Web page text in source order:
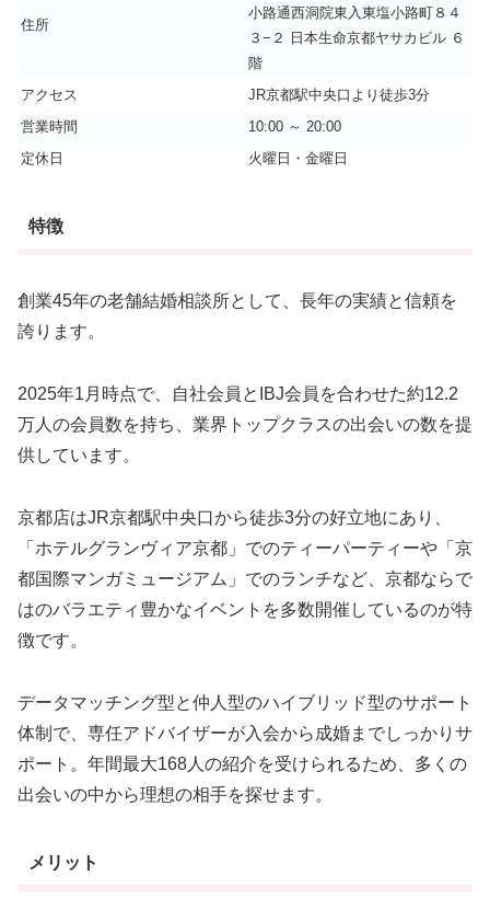
住所
小路通西洞院東入東塩小路町８４
３−２ 日本生命京都ヤサカビル ６
階
アクセス
JR京都駅中央口より徒歩3分
営業時間
10:00 ～ 20:00
定休日
火曜日・金曜日
特徴
創業45年の老舗結婚相談所として、長年の実績と信頼を
誇ります。
2025年1月時点で、自社会員とIBJ会員を合わせた約12.2
万人の会員数を持ち、業界トップクラスの出会いの数を提
供しています。
京都店はJR京都駅中央口から徒歩3分の好立地にあり、
「ホテルグランヴィア京都」でのティーパーティーや「京
都国際マンガミュージアム」でのランチなど、京都ならで
はのバラエティ豊かなイベントを多数開催しているのが特
徴です。
データマッチング型と仲人型のハイブリッド型のサポート
体制で、専任アドバイザーが入会から成婚までしっかりサ
ポート。年間最大168人の紹介を受けられるため、多くの
出会いの中から理想の相手を探せます。
メリット